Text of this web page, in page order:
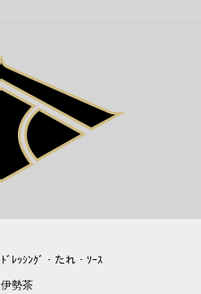
ﾄﾞﾚｯｼﾝｸﾞ・たれ・ｿｰｽ
伊勢茶